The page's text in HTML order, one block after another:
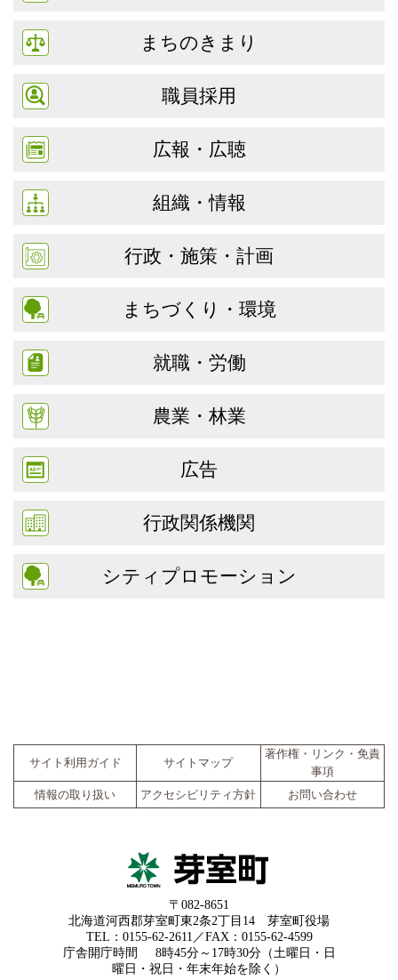
まちのきまり
職員採用
広報・広聴
組織・情報
行政・施策・計画
まちづくり・環境
就職・労働
農業・林業
広告
行政関係機関
シティプロモーション
サイト利用ガイド サイトマップ
著作権・リンク・免責
事項
情報の取り扱い
アクセシビリティ方針 お問い合わせ
〒082-8651
北海道河西郡芽室町東2条2丁目14 芽室町役場
TEL：0155-62-2611／FAX：0155-62-4599
庁舎開庁時間
8時45分～17時30分（土曜日・日
曜日・祝日・年末年始を除く）